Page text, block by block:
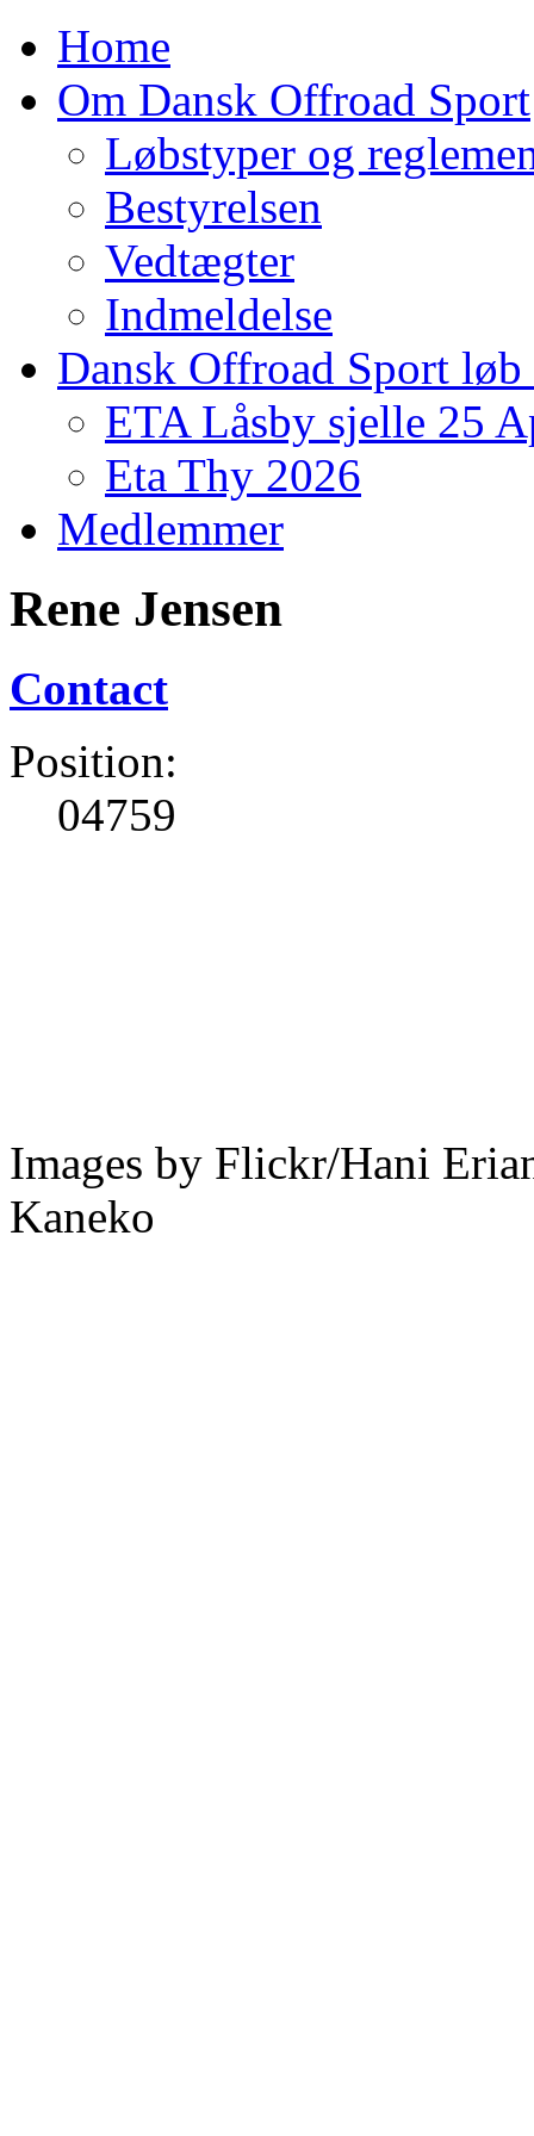
Home
Om Dansk Offroad Sport
Løbstyper og
Bestyrelsen
Vedtægter
Indmeldelse
Dansk Offroad Sport løb
ETA Låsby sjelle 25
Eta Thy 2026
Medlemmer
Rene Jensen
Contact
Position:
04759
Images by Flickr/Hani
Kaneko